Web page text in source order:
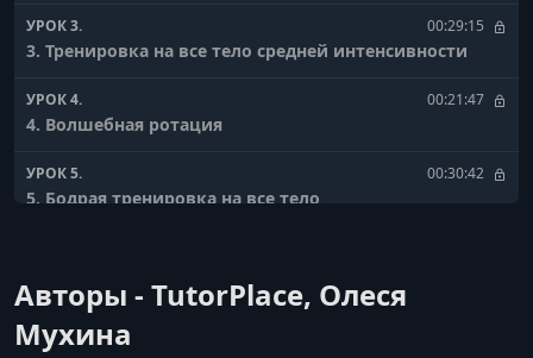
УРОК 3. 00:29:15
3. Тренировка на все тело средней интенсивности
УРОК 4. 00:21:47
4. Волшебная ротация
УРОК 5. 00:30:42
5. Бодрая тренировка на все тело
УРОК 7.
7. Универсальная тренировка на каждый день
Авторы - TutorPlace, Олеся
Мухина